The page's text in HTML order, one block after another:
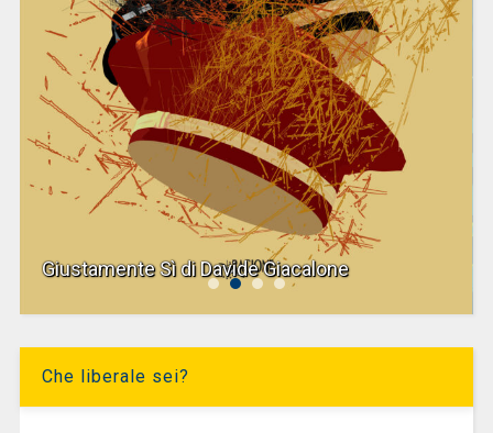
Giustamente Sì di Davide Giacalone
Che liberale sei?